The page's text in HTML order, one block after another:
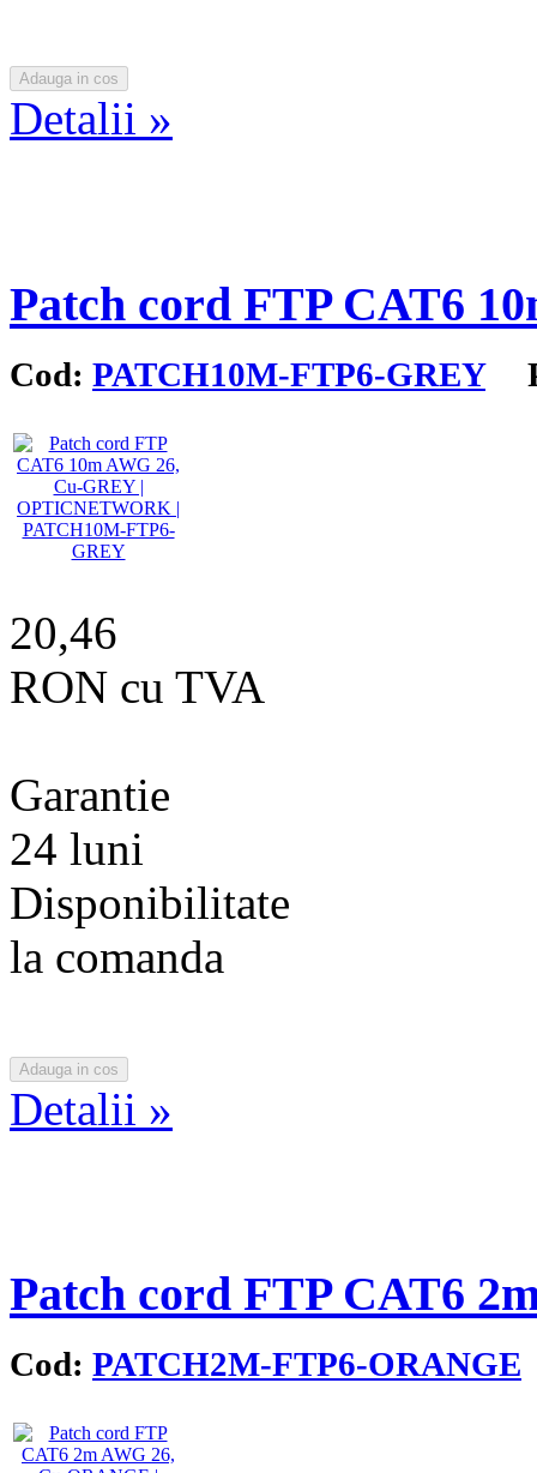
Detalii »
Patch cord FTP CAT6
Cod: PATCH10M-FTP6-GREY
20,46
RON cu TVA
Garantie
24 luni
Disponibilitate
la comanda
Detalii »
Patch cord FTP CAT6
Cod: PATCH2M-FTP6-ORANGE